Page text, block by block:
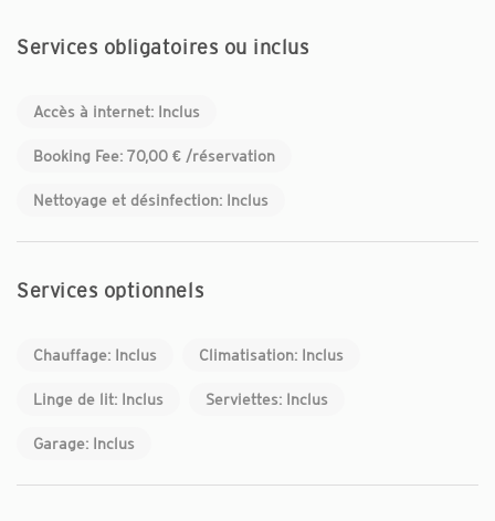
Services obligatoires ou inclus
Accès à internet: Inclus
Booking Fee: 70,00 € /réservation
Nettoyage et désinfection: Inclus
Services optionnels
Chauffage: Inclus Climatisation: Inclus
Linge de lit: Inclus Serviettes: Inclus
Garage: Inclus